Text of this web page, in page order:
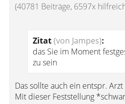
(40781 Beiträge, 6597x
Zitat(von Jampes):
das Sie im Moment
zu sein
Das sollte auch ein entspr.
Mit dieser Feststellung